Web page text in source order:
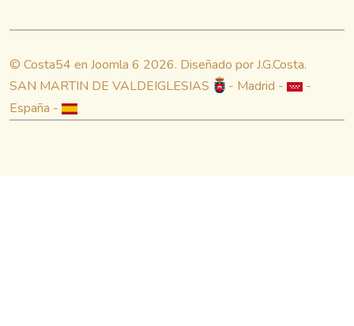
© Costa54 en Joomla 6 2026. Diseñado por J.G.Costa.
SAN MARTIN DE VALDEIGLESIAS
- Madrid -
-
España -